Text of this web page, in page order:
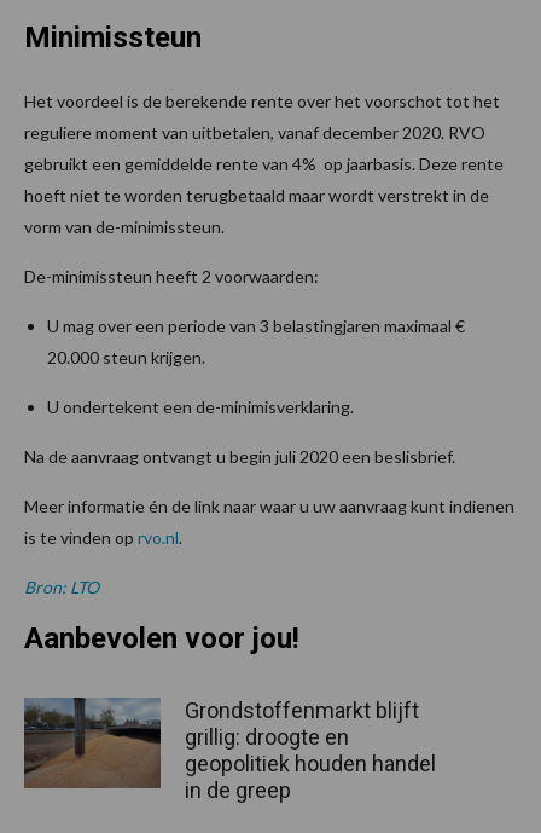
Minimissteun
Het voordeel is de berekende rente over het voorschot tot het
reguliere moment van uitbetalen, vanaf december 2020. RVO
gebruikt een gemiddelde rente van 4% op jaarbasis. Deze rente
hoeft niet te worden terugbetaald maar wordt verstrekt in de
vorm van de-minimissteun.
De-minimissteun heeft 2 voorwaarden:
U mag over een periode van 3 belastingjaren maximaal €
20.000 steun krijgen.
U ondertekent een de-minimisverklaring.
Na de aanvraag ontvangt u begin juli 2020 een beslisbrief.
Meer informatie én de link naar waar u uw aanvraag kunt indienen
is te vinden op rvo.nl.
Bron: LTO
Aanbevolen voor jou!
Grondstoffenmarkt blijft
grillig: droogte en
geopolitiek houden handel
in de greep